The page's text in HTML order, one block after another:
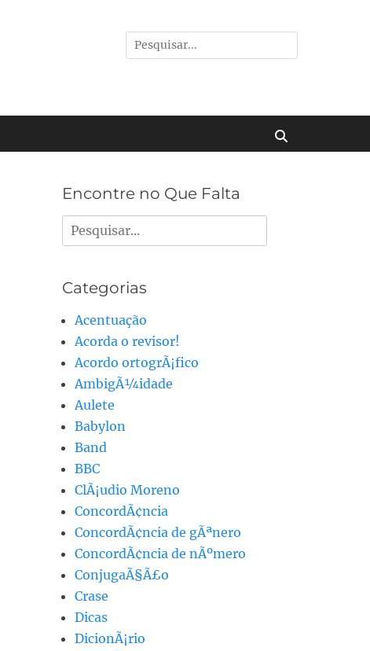
Pesquisar
por:
Encontre no Que Falta
Pesquisar
por:
Categorias
Acentuação
Acorda o revisor!
Acordo ortogrÃ¡fico
AmbigÃ¼idade
Aulete
Babylon
Band
BBC
ClÃ¡udio Moreno
ConcordÃ¢ncia
ConcordÃ¢ncia de gÃªnero
ConcordÃ¢ncia de nÃºmero
ConjugaÃ§Ã£o
Crase
Dicas
DicionÃ¡rio